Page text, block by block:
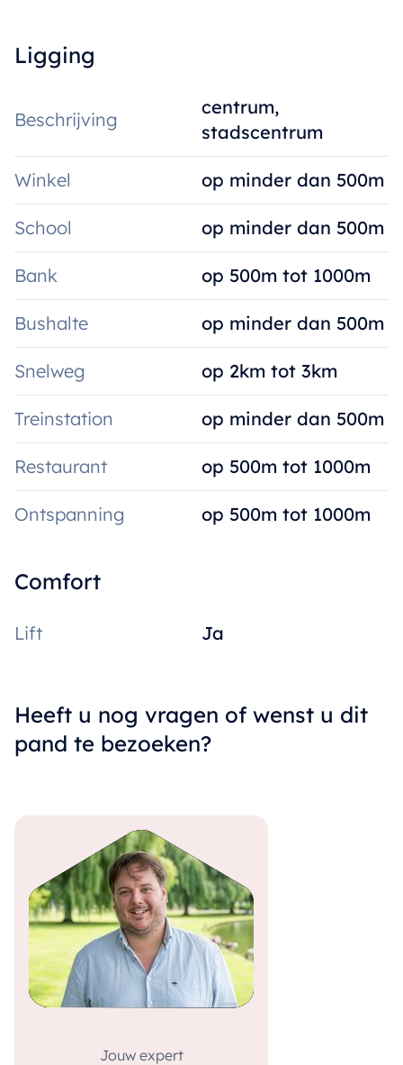
Ligging
Beschrijving
centrum,
stadscentrum
Winkel op minder dan 500m
School op minder dan 500m
Bank op 500m tot 1000m
Bushalte op minder dan 500m
Snelweg op 2km tot 3km
Treinstation op minder dan 500m
Restaurant op 500m tot 1000m
Ontspanning op 500m tot 1000m
Comfort
Lift Ja
Heeft u nog vragen of wenst u dit
pand te bezoeken?
Jouw expert